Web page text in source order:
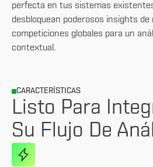
perfecta en tus sistemas
desbloquean poderosos insights de
competiciones globales para un
contextual.
CARACTERÍSTICAS
Listo Para
Su Flujo De